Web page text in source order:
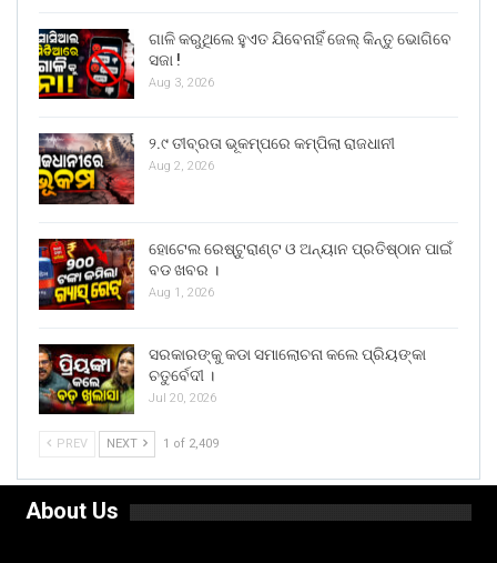
ଗାଳି କରୁଥିଲେ ହୁଏତ ଯିବେନାହିଁ ଜେଲ୍ କିନ୍ତୁ ଭୋଗିବେ
ସଜା !
Aug 3, 2026
୨.୯ ତୀବ୍ରତା ଭୂକମ୍ପରେ କମ୍ପିଲା ରାଜଧାନୀ
Aug 2, 2026
ହୋଟେଲ ରେଷ୍ଟୁରାଣ୍ଟ ଓ ଅନ୍ୟାନ ପ୍ରତିଷ୍ଠାନ ପାଇଁ
ବଡ ଖବର ।
Aug 1, 2026
ସରକାରଙ୍କୁ କଡା ସମାଲୋଚନା କଲେ ପ୍ରିୟଙ୍କା
ଚତୁର୍ବେଦୀ ।
Jul 20, 2026
PREV NEXT 1 of 2,409
About Us